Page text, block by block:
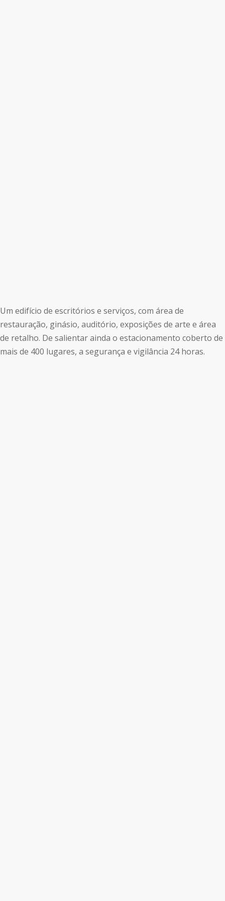
Um edifício de escritórios e serviços, com área de
restauração, ginásio, auditório, exposições de arte e área
de retalho. De salientar ainda o estacionamento coberto de
mais de 400 lugares, a segurança e vigilância 24 horas.